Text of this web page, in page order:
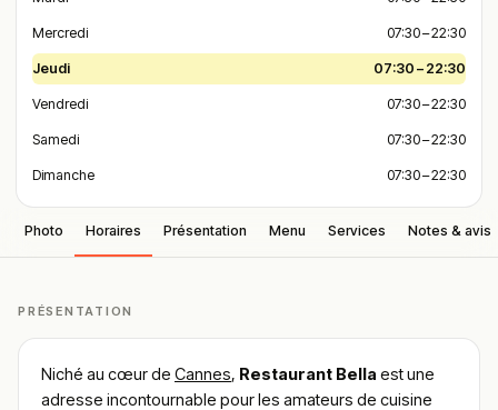
Mercredi 07:30 – 22:30
Jeudi 07:30 – 22:30
Vendredi 07:30 – 22:30
Samedi 07:30 – 22:30
Dimanche 07:30 – 22:30
Photo Horaires Présentation Menu Services Notes & avis
PRÉSENTATION
Niché au cœur de Cannes, Restaurant Bella est une
adresse incontournable pour les amateurs de cuisine